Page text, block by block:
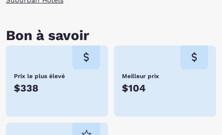
Bon à savoir
Prix le plus élevé
$338
Meilleur prix
$104